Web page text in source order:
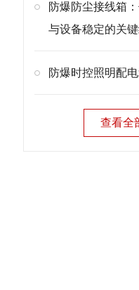
防爆防尘接线箱
与设备稳定的关
防爆时控照明配
查看全